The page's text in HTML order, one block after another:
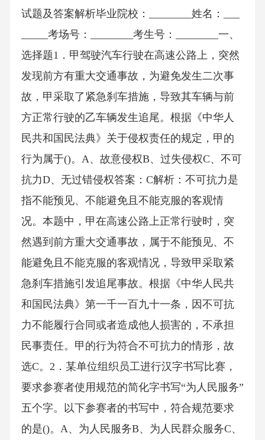
试题及答案解析毕业院校：________姓名：___
_____考场号：________考生号：________一、
选择题1．甲驾驶汽车行驶在高速公路上，突然
发现前方有重大交通事故，为避免发生二次事
故，甲采取了紧急刹车措施，导致其车辆与前
方正常行驶的乙车辆发生追尾。根据《中华人
民共和国民法典》关于侵权责任的规定，甲的
行为属于()。A、故意侵权B、过失侵权C、不可
抗力D、无过错侵权答案：C解析：不可抗力是
指不能预见、不能避免且不能克服的客观情
况。本题中，甲在高速公路上正常行驶时，突
然遇到前方重大交通事故，属于不能预见、不
能避免且不能克服的客观情况，导致甲采取紧
急刹车措施引发追尾事故。根据《中华人民共
和国民法典》第一千一百九十一条，因不可抗
力不能履行合同或者造成他人损害的，不承担
民事责任。甲的行为符合不可抗力的情形，故
选C。2．某单位组织员工进行汉字书写比赛，
要求参赛者使用规范的简化字书写“为人民服务”
五个字。以下参赛者的书写中，符合规范要求
的是()。A、为人民服务B、为人民群众服务C、